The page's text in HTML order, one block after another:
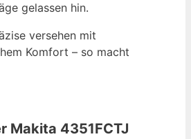
gelassen hin.
versehen mit
Komfort – so macht
Makita 4351FCTJ